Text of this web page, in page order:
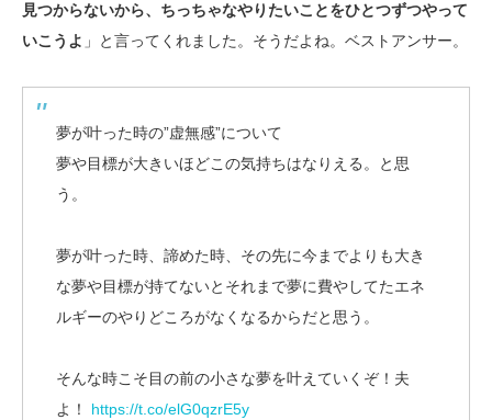
見つからないから、ちっちゃなやりたいことをひとつずつやって
いこうよ 」と言ってくれました。そうだよね。ベストアンサー。
夢が叶った時の”虚無感”について
夢や目標が大きいほどこの気持ちはなりえる。と思
う。
夢が叶った時、諦めた時、その先に今までよりも大き
な夢や目標が持てないとそれまで夢に費やしてたエネ
ルギーのやりどころがなくなるからだと思う。
そんな時こそ目の前の小さな夢を叶えていくぞ！夫
よ！ https://t.co/elG0qzrE5y